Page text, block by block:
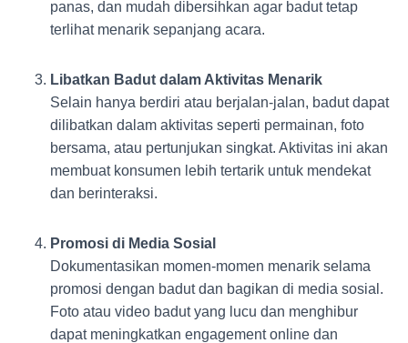
panas, dan mudah dibersihkan agar badut tetap
terlihat menarik sepanjang acara.
Libatkan Badut dalam Aktivitas Menarik
Selain hanya berdiri atau berjalan-jalan, badut dapat
dilibatkan dalam aktivitas seperti permainan, foto
bersama, atau pertunjukan singkat. Aktivitas ini akan
membuat konsumen lebih tertarik untuk mendekat
dan berinteraksi.
Promosi di Media Sosial
Dokumentasikan momen-momen menarik selama
promosi dengan badut dan bagikan di media sosial.
Foto atau video badut yang lucu dan menghibur
dapat meningkatkan engagement online dan